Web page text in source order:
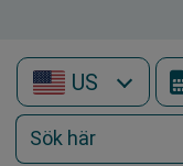
US